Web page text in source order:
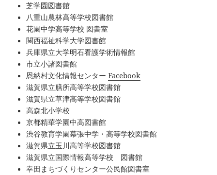
芝学園図書館
八重山農林高等学校図書館
花園中学高等学校 図書室
関西福祉科学大学図書館
兵庫県立大学明石看護学術情報館
市立小諸図書館
恩納村文化情報センターFacebook
滋賀県立膳所高等学校図書館
滋賀県立草津高等学校図書館
高森北小学校
京都精華学園中高図書館
渋谷教育学園幕張中学・高等学校図書館
滋賀県立玉川高等学校図書館
滋賀県立国際情報高等学校 図書館
幸田まちづくりセンター公民館図書室